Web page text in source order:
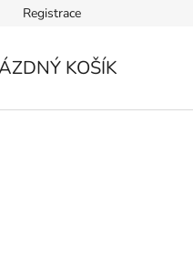
Registrace
KOŠÍK